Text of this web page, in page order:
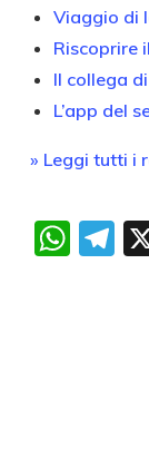
Viaggio di
Riscoprire
Il collega
L’app del
» Leggi tutti i